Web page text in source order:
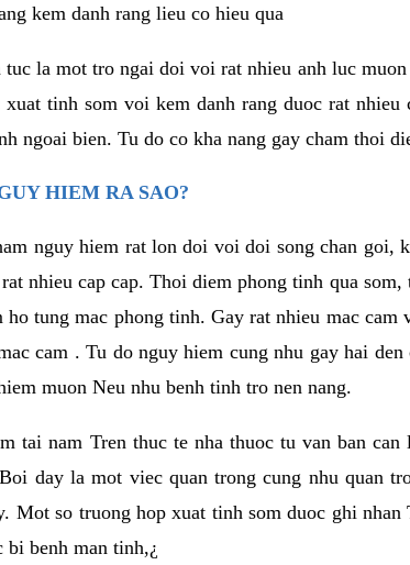
kem danh rang lieu co hieu qua
la mot tro ngai doi voi rat nhieu anh luc
tinh som voi kem danh rang duoc rat
ngoai bien. Tu do co kha nang gay cham thoi
HIEM RA SAO?
nguy hiem rat lon doi voi doi song chan goi,
nhieu cap cap. Thoi diem phong tinh qua
ho tung mac phong tinh. Gay rat nhieu mac
cam . Tu do nguy hiem cung nhu gay hai
muon Neu nhu benh tinh tro nen nang.
tai nam Tren thuc te nha thuoc tu van ban
day la mot viec quan trong cung nhu quan
Mot so truong hop xuat tinh som duoc ghi
benh man tinh,¿